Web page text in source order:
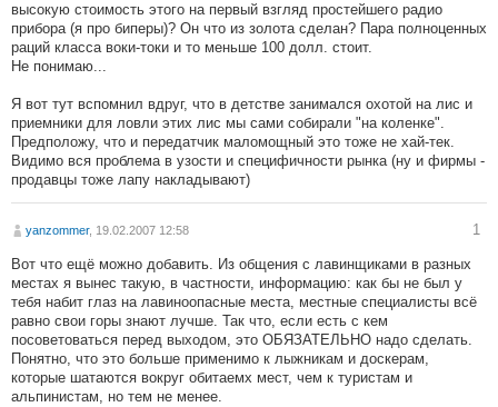
высокую стоимость этого на первый взгляд простейшего радио
прибора (я про биперы)? Он что из золота сделан? Пара полноценных
раций класса воки-токи и то меньше 100 долл. стоит.
Не понимаю...
Я вот тут вспомнил вдруг, что в детстве занимался охотой на лис и
приемники для ловли этих лис мы сами собирали "на коленке".
Предположу, что и передатчик маломощный это тоже не хай-тек.
Видимо вся проблема в узости и специфичности рынка (ну и фирмы -
продавцы тоже лапу накладывают)
yanzommer, 19.02.2007 12:58 1
Вот что ещё можно добавить. Из общения с лавинщиками в разных
местах я вынес такую, в частности, информацию: как бы не был у
тебя набит глаз на лавиноопасные места, местные специалисты всё
равно свои горы знают лучше. Так что, если есть с кем
посоветоваться перед выходом, это ОБЯЗАТЕЛЬНО надо сделать.
Понятно, что это больше применимо к лыжникам и доскерам,
которые шатаются вокруг обитаемх мест, чем к туристам и
альпинистам, но тем не менее.